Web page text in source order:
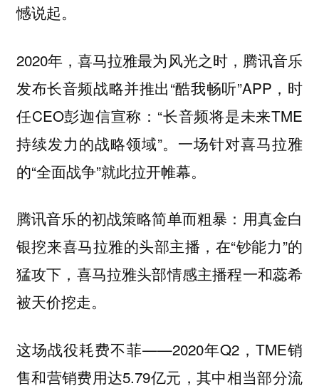
憾说起。
2020年，喜马拉雅最为风光之时，腾讯音乐
发布长音频战略并推出“酷我畅听”APP，时
任CEO彭迦信宣称：“长音频将是未来TME
持续发力的战略领域”。一场针对喜马拉雅
的“全面战争”就此拉开帷幕。
腾讯音乐的初战策略简单而粗暴：用真金白
银挖来喜马拉雅的头部主播，在“钞能力”的
猛攻下，喜马拉雅头部情感主播程一和蕊希
被天价挖走。
这场战役耗费不菲——2020年Q2，TME销
售和营销费用达5.79亿元，其中相当部分流